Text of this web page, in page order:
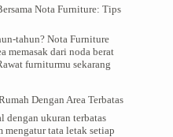
Nota Furniture: Tips
tahun? Nota Furniture
memasak dari noda berat
furniturmu sekarang
Dengan Area Terbatas
ukuran terbatas
mengatur tata letak setiap